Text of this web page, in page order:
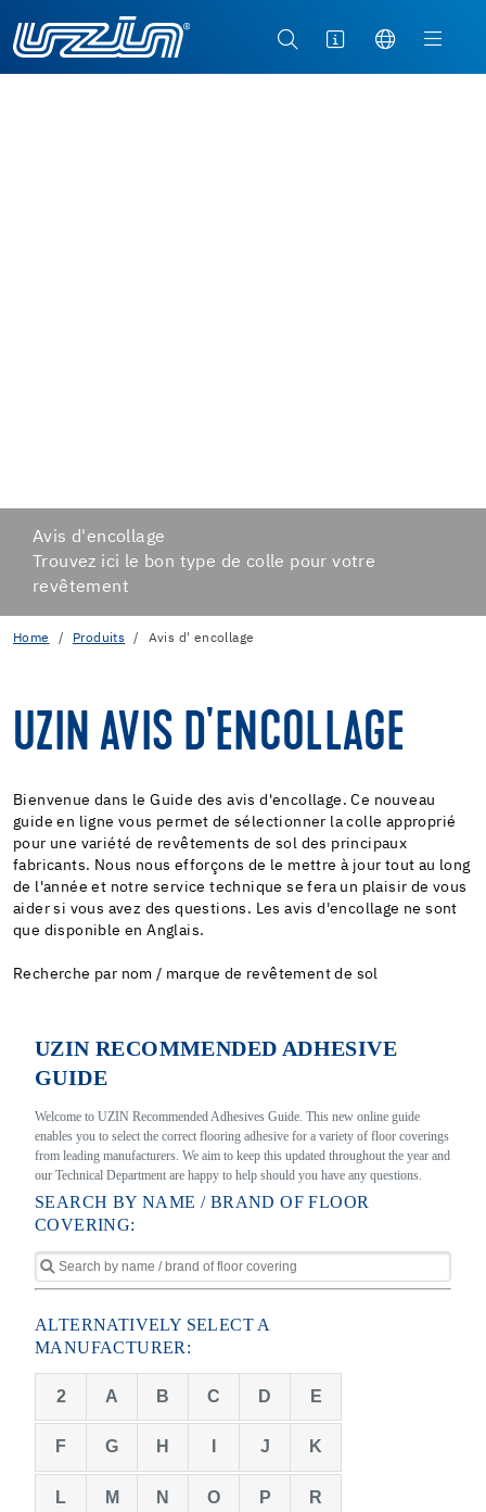
Avis d'encollage
Trouvez ici le bon type de colle pour votre
revêtement
Home Produits Avis d' encollage
UZIN AVIS D'ENCOLLAGE
Bienvenue dans le Guide des avis d'encollage. Ce nouveau
guide en ligne vous permet de sélectionner la colle approprié
pour une variété de revêtements de sol des principaux
fabricants. Nous nous efforçons de le mettre à jour tout au long
de l'année et notre service technique se fera un plaisir de vous
aider si vous avez des questions. Les avis d'encollage ne sont
que disponible en Anglais.
Recherche par nom / marque de revêtement de sol